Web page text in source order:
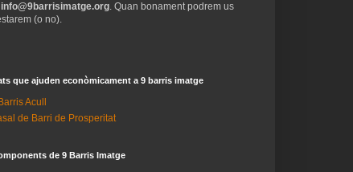
info@9barrisimatge.org. Quan bonament podrem us
(o no).
que ajuden econòmicament a 9 barris imatge
Acull
de Barri de Prosperitat
de 9 Barris Imatge